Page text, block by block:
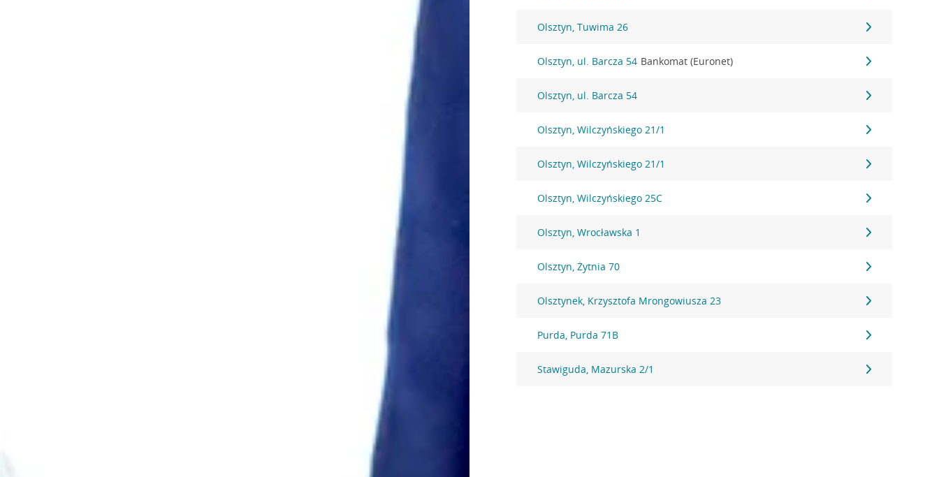
Olsztyn, Tuwima 26
Olsztyn, ul. Barcza 54 Bankomat (Euronet)
Olsztyn, ul. Barcza 54
Olsztyn, Wilczyńskiego 21/1
Olsztyn, Wilczyńskiego 21/1
Olsztyn, Wilczyńskiego 25C
Olsztyn, Wrocławska 1
Olsztyn, Żytnia 70
Olsztynek, Krzysztofa Mrongowiusza 23
Purda, Purda 71B
Stawiguda, Mazurska 2/1